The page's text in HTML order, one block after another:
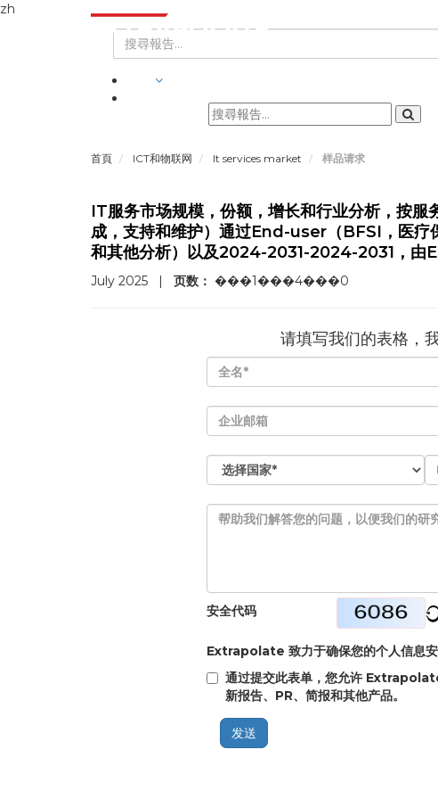
zh
首頁 ICT和物联网 It services market 样品请求
IT服务市场规模，份额，增长和行业分析，按
成，支持和维护）通过End-user（BFSI，医疗
和其他分析）以及2024-2031-2024-2031，由
July 2025 | 页数： ���1���4���0
请填写我们的表格，
安全代码
Extrapolate 致力于确保您的个人信息安
通过提交此表单，您允许
新报告、PR、简报和其他产品。
发送